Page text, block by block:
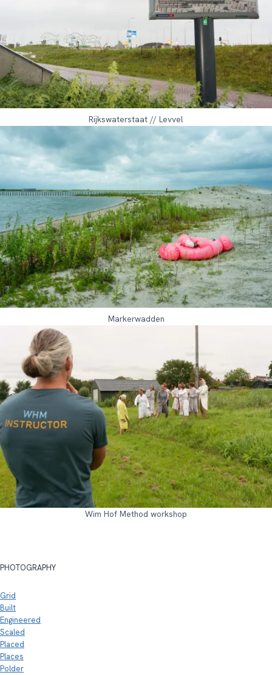
Rijkswaterstaat // Levvel
Markerwadden
Wim Hof Method workshop
PHOTOGRAPHY
Grid
Built
Engineered
Scaled
Placed
Places
Polder